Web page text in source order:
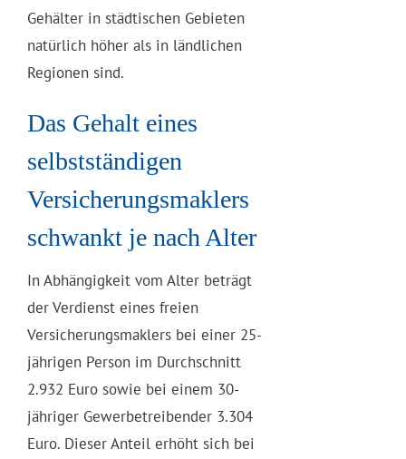
Gehälter in städtischen Gebieten
natürlich höher als in ländlichen
Regionen sind.
Das Gehalt eines
selbstständigen
Versicherungsmaklers
schwankt je nach Alter
In Abhängigkeit vom Alter beträgt
der Verdienst eines freien
Versicherungsmaklers bei einer 25-
jährigen Person im Durchschnitt
2.932 Euro sowie bei einem 30-
jähriger Gewerbetreibender 3.304
Euro. Dieser Anteil erhöht sich bei